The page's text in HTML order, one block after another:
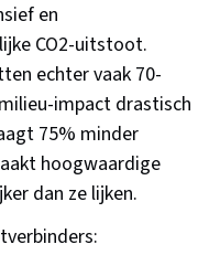
en
CO2-uitstoot.
echter vaak 70-
impact drastisch
75% minder
hoogwaardige
dan ze lijken.